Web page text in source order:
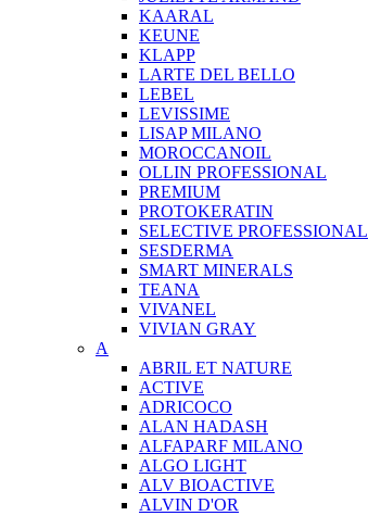
KAARAL
KEUNE
KLAPP
LARTE DEL BELLO
LEBEL
LEVISSIME
LISAP MILANO
MOROCCANOIL
OLLIN PROFESSIONAL
PREMIUM
PROTOKERATIN
SELECTIVE PROFESSIONAL
SESDERMA
SMART MINERALS
TEANA
VIVANEL
VIVIAN GRAY
A
ABRIL ET NATURE
ACTIVE
ADRICOCO
ALAN HADASH
ALFAPARF MILANO
ALGO LIGHT
ALV BIOACTIVE
ALVIN D'OR